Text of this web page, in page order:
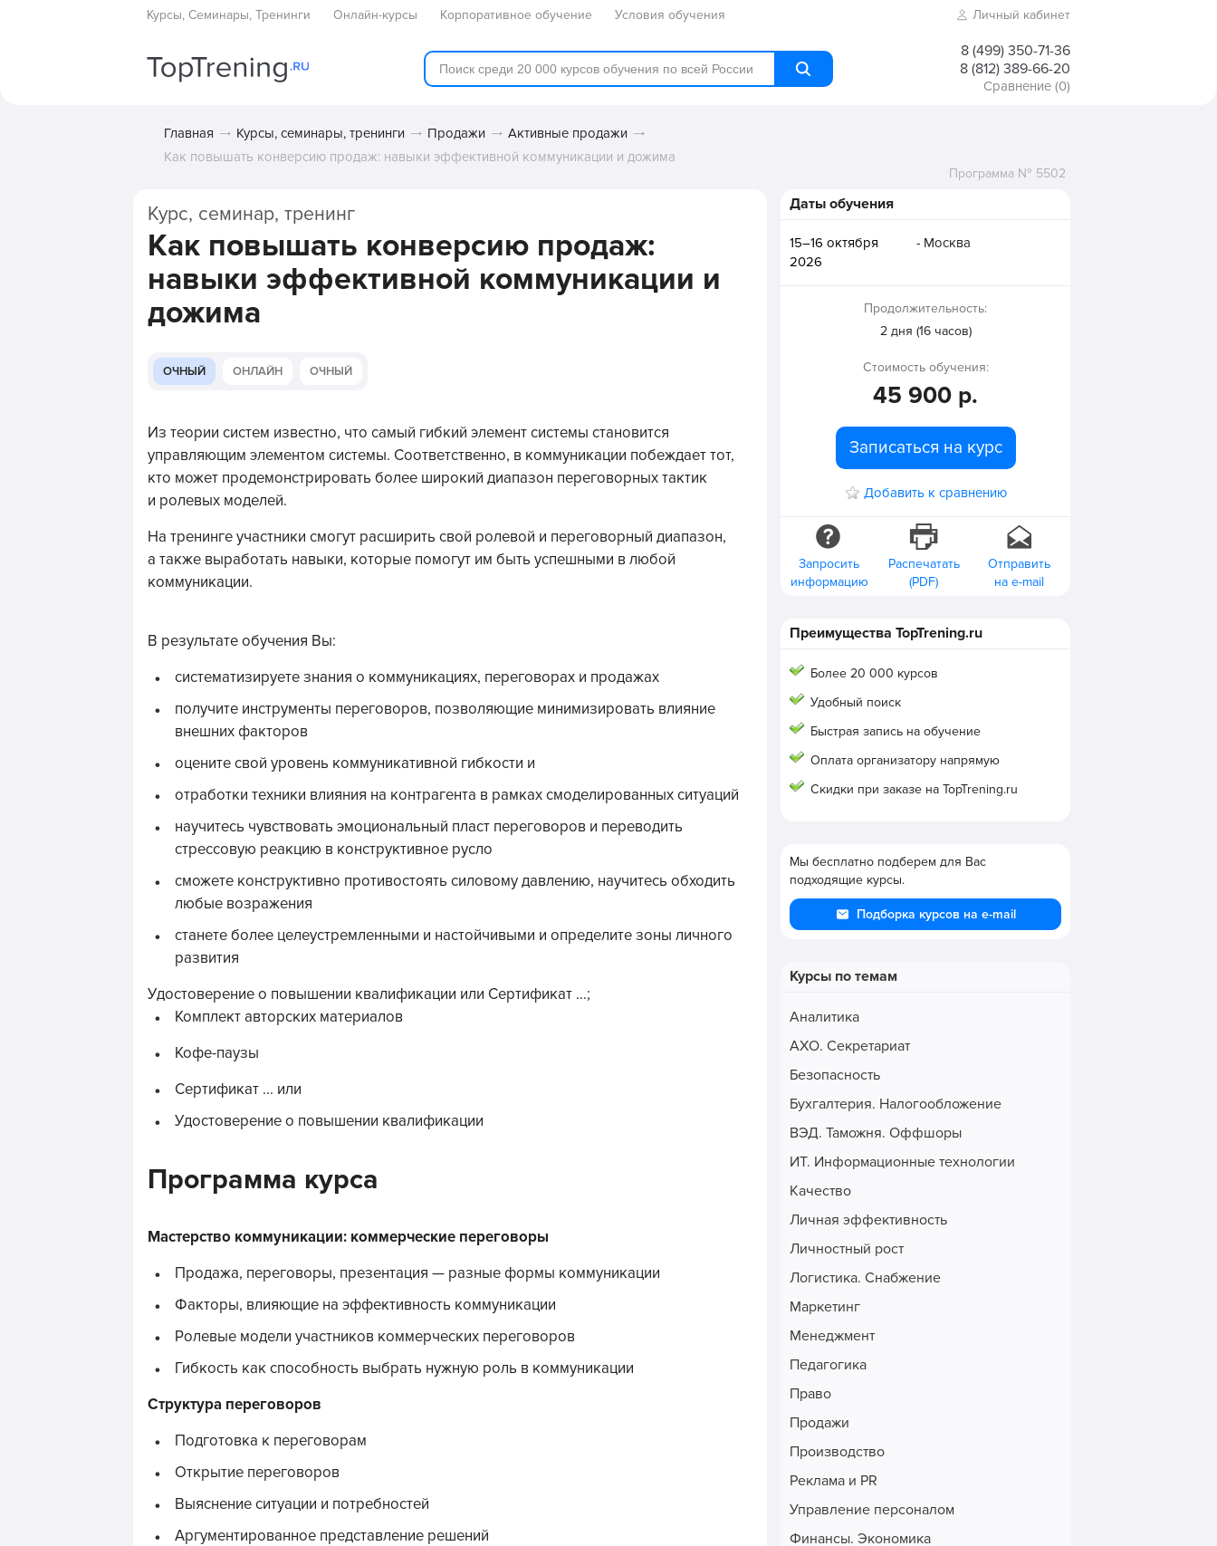
Курсы, Семинары, Тренинги Онлайн-курсы Корпоративное обучение Условия обучения Личный кабинет
8 (499) 350-71-36
8 (812) 389-66-20
Сравнение (0)
Главная Курсы, семинары, тренинги Продажи
Активные продажи
Как повышать конверсию продаж: навыки эффективной коммуникации и дожима
Курс, семинар, тренинг
Как повышать конверсию продаж:
навыки эффективной коммуникации и
дожима
ОЧНЫЙ ОНЛАЙН ОЧНЫЙ
Из теории систем известно, что самый гибкий элемент системы становится
управляющим элементом системы. Соответственно, в коммуникации побеждает тот,
кто может продемонстрировать более широкий диапазон переговорных тактик
и ролевых моделей.
На тренинге участники смогут расширить свой ролевой и переговорный диапазон,
а также выработать навыки, которые помогут им быть успешными в любой
коммуникации.
В результате обучения Вы:
систематизируете знания о коммуникациях, переговорах и продажах
получите инструменты переговоров, позволяющие минимизировать влияние
внешних факторов
оцените свой уровень коммуникативной гибкости и
отработки техники влияния на контрагента в рамках смоделированных ситуаций
научитесь чувствовать эмоциональный пласт переговоров и переводить
стрессовую реакцию в конструктивное русло
сможете конструктивно противостоять силовому давлению, научитесь обходить
любые возражения
станете более целеустремленными и настойчивыми и определите зоны личного
развития
Удостоверение о повышении квалификации или Сертификат ...;
Комплект авторских материалов
Кофе-паузы
Сертификат ... или
Удостоверение о повышении квалификации
Программа курса
Мастерство коммуникации: коммерческие переговоры
Продажа, переговоры, презентация — разные формы коммуникации
Факторы, влияющие на эффективность коммуникации
Ролевые модели участников коммерческих переговоров
Гибкость как способность выбрать нужную роль в коммуникации
Структура переговоров
Подготовка к переговорам
Открытие переговоров
Выяснение ситуации и потребностей
Аргументированное представление решений
Программа № 5502
Даты обучения
15–16 октября
2026
- Москва
Продолжительность:
2 дня (16 часов)
Стоимость обучения:
45 900 р.
Записаться на курс
Добавить к сравнению
Запросить
информацию
Распечатать
(PDF)
Отправить
на e-mail
Преимущества TopTrening.ru
Более 20 000 курсов
Удобный поиск
Быстрая запись на обучение
Оплата организатору напрямую
Скидки при заказе на TopTrening.ru
Мы бесплатно подберем для Вас
подходящие курсы.
Подборка курсов на e-mail
Курсы по темам
Аналитика
АХО. Секретариат
Безопасность
Бухгалтерия. Налогообложение
ВЭД. Таможня. Оффшоры
ИТ. Информационные технологии
Качество
Личная эффективность
Личностный рост
Логистика. Снабжение
Маркетинг
Менеджмент
Педагогика
Право
Продажи
Производство
Реклама и PR
Управление персоналом
Финансы. Экономика